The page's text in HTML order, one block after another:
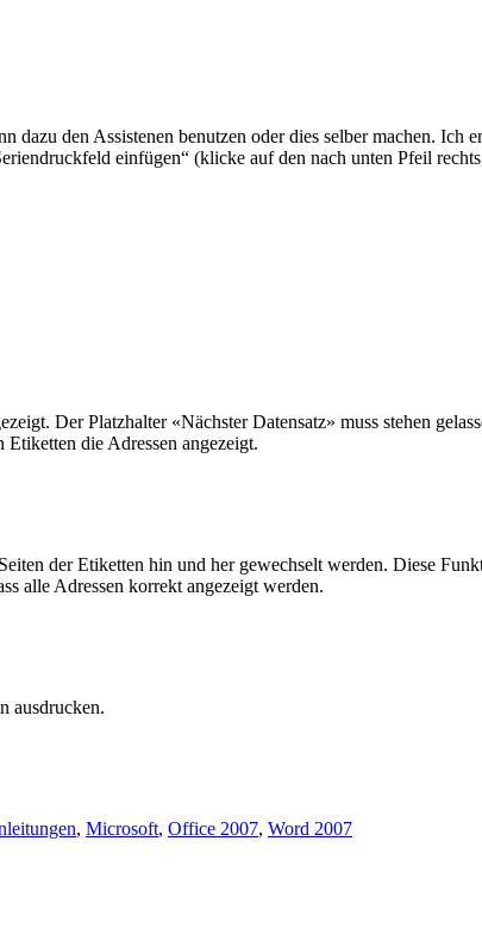
den Assistenen benutzen oder dies selber machen. Ich
einfügen“ (klicke auf den nach unten Pfeil
Der Platzhalter «Nächster Datensatz» muss stehen
die Adressen angezeigt.
der Etiketten hin und her gewechselt werden. Diese
alle Adressen korrekt angezeigt werden.
ausdrucken.
, Microsoft, Office 2007, Word 2007